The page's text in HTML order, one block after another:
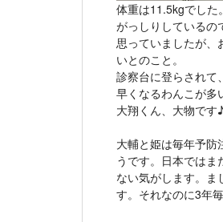
体重は11.5kgでした
がっしりしているの
思っていましたが、
いとのこと。
診察台に登らされて
早くなるわんこが多
大翔くん、大物です
大輔と姫は毎年予防
うです。日本ではま
ない気がします。ま
す。それなのに3年